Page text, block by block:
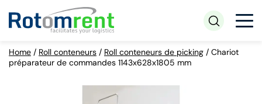
Home / Roll conteneurs / Roll conteneurs de picking / Chariot
préparateur de commandes 1143x628x1805 mm